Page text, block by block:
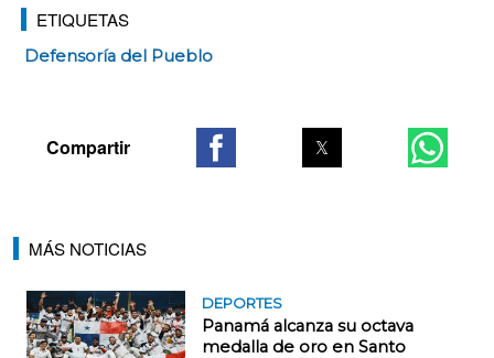
ETIQUETAS
Defensoría del Pueblo
MÁS NOTICIAS
DEPORTES
Panamá alcanza su octava
medalla de oro en Santo